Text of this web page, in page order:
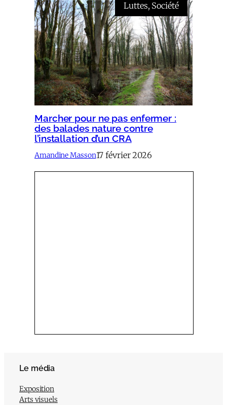
Luttes, Société
Marcher pour ne pas enfermer :
des balades nature contre
l’installation d’un CRA
Amandine Masson17 février 2026
Le média
Exposition
Arts visuels